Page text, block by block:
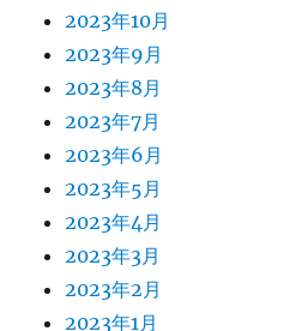
2023年10月
2023年9月
2023年8月
2023年7月
2023年6月
2023年5月
2023年4月
2023年3月
2023年2月
2023年1月